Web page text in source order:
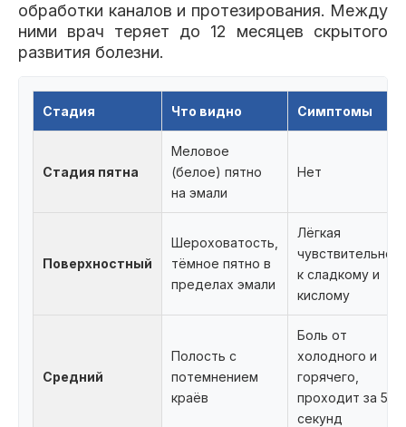
обработки каналов и протезирования. Между
ними врач теряет до 12 месяцев скрытого
развития болезни.
Стадия Что видно Симптомы
Стадия пятна
Меловое
(белое) пятно
на эмали
Нет
Поверхностный
Шероховатость,
тёмное пятно в
пределах эмали
Лёгкая
к сладкому и
кислому
Средний
Полость с
потемнением
краёв
Боль от
холодного и
горячего,
проходит за 5-10
секунд